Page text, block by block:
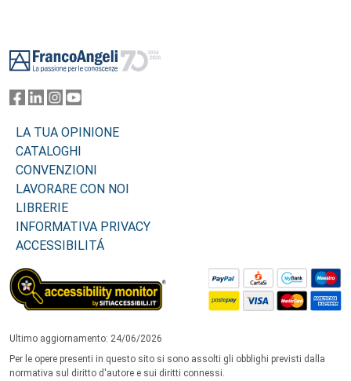
LA TUA OPINIONE
CATALOGHI
CONVENZIONI
LAVORARE CON NOI
LIBRERIE
INFORMATIVA PRIVACY
ACCESSIBILITÁ
Ultimo aggiornamento: 24/06/2026
Per le opere presenti in questo sito si sono assolti gli obblighi previsti dalla
normativa sul diritto d'autore e sui diritti connessi.